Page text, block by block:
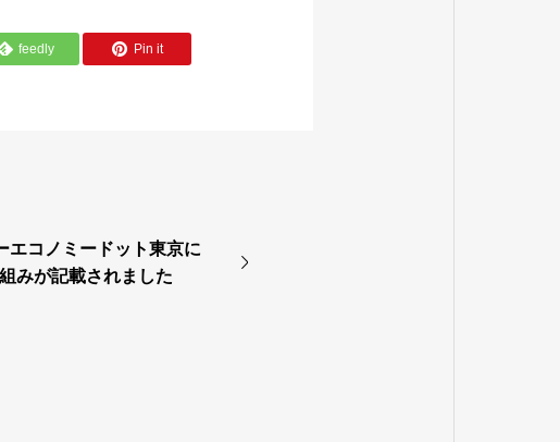
feedly Pin it
コノミードット東京に
みが記載されました